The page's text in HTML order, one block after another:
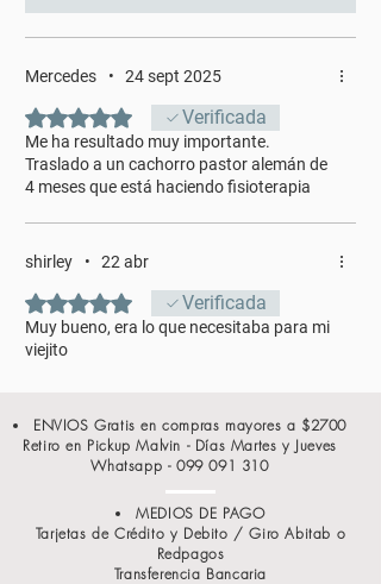
Mercedes • 24 sept 2025
Obtuvo 5 de 5 estrellas.Verificada
Me ha resultado muy importante.
Traslado a un cachorro pastor alemán de
4 meses que está haciendo fisioterapia
shirley • 22 abr
Obtuvo 5 de 5 estrellas.Verificada
Muy bueno, era lo que necesitaba para mi
viejito
ENVIOS Gratis en compras mayores a $2700
Retiro en Pickup Malvin - Días Martes y Jueves
Whatsapp - 099 091 310
MEDIOS DE PAGO
Tarjetas de Crédito y Debito / Giro Abitab o
Redpagos
Transferencia Bancaria